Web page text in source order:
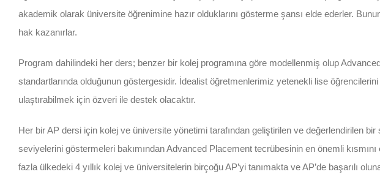
akademik olarak üniversite öğrenimine hazır olduklarını gösterme şansı elde ederler.
hak kazanırlar.
Program dahilindeki her ders; benzer bir kolej programına göre modellenmiş olup
standartlarında olduğunun göstergesidir. İdealist öğretmenlerimiz yetenekli lise
ulaştırabilmek için özveri ile destek olacaktır.
Her bir AP dersi için kolej ve üniversite yönetimi tarafından geliştirilen ve değerlendirilen bir
seviyelerini göstermeleri bakımından Advanced Placement tecrübesinin en önemli
fazla ülkedeki 4 yıllık kolej ve üniversitelerin birçoğu AP’yi tanımakta ve AP’de başarılı